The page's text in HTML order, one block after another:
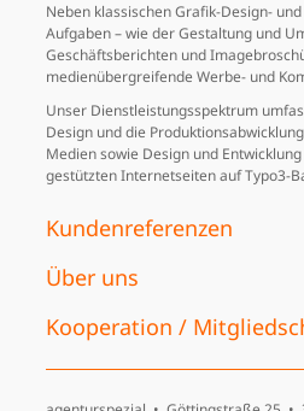
Neben klassischen Grafik-Design-
Aufgaben – wie der Gestaltung und
Geschäftsberichten und
medienübergreifende Werbe- und
Unser Dienstleistungsspektrum
Design und die
Medien sowie Design und
gestützten Internet­seiten auf Typo3-
Kundenreferenzen
Über uns
Kooperation /